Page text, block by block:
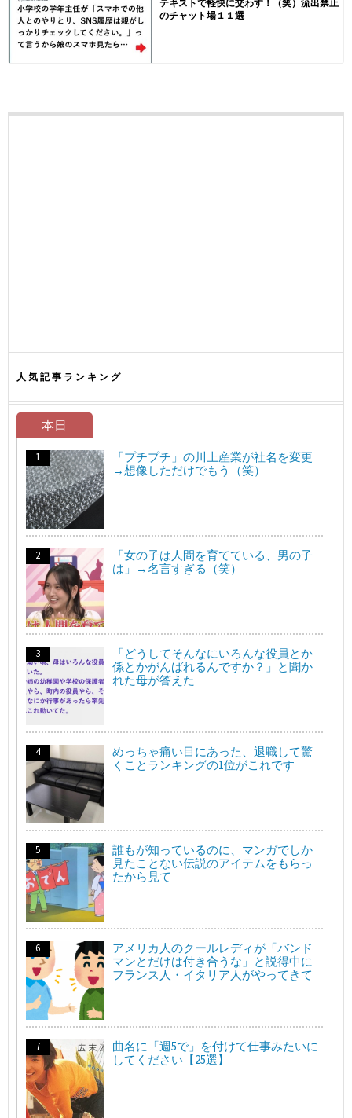
テキストで軽快に交わす！（笑）流出禁止
のチャット場１１選
人気記事ランキング
本日
「プチプチ」の川上産業が社名を変更
→想像しただけでもう（笑）
「女の子は人間を育てている、男の子
は」→名言すぎる（笑）
「どうしてそんなにいろんな役員とか
係とかがんばれるんですか？」と聞か
れた母が答えた
めっちゃ痛い目にあった、退職して驚
くことランキングの1位がこれです
誰もが知っているのに、マンガでしか
見たことない伝説のアイテムをもらっ
たから見て
アメリカ人のクールレディが「バンド
マンとだけは付き合うな」と説得中に
フランス人・イタリア人がやってきて
曲名に「週5で」を付けて仕事みたいに
してください【25選】